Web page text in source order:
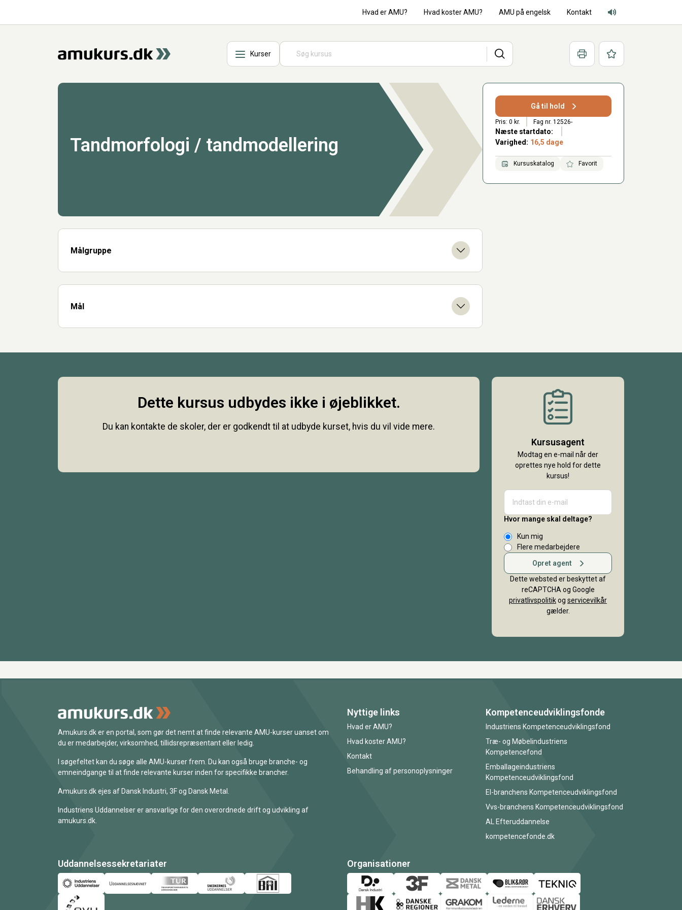
Hvad er AMU? Hvad koster AMU? AMU på engelsk Kontakt
Adgang for alle lyd
Kurser Søg Print Favoritter
Tandmorfologi / tandmodellering
Målgruppe
Mål
Gå til hold
Pris: 0 kr. Fag nr. 12526-
Næste startdato:
Varighed: 16,5 dage
Kursuskatalog Favorit
Dette kursus udbydes ikke i øjeblikket.
Du kan kontakte de skoler, der er godkendt til at udbyde kurset, hvis du vil vide mere.
Kursusagent
Modtag en e-mail når der
oprettes nye hold for dette
kursus!
Hvor mange skal deltage?
Kun mig
Flere medarbejdere
Opret agent
Dette websted er beskyttet af
reCAPTCHA og Google
privatlivspolitikog servicevilkår
gælder.
Amukurs.dk er en portal, som gør det nemt at finde relevante AMU-kurser uanset om
du er medarbejder, virksomhed, tillidsrepræsentant eller ledig.
I søgefeltet kan du søge alle AMU-kurser frem. Du kan også bruge branche- og
emneindgange til at finde relevante kurser inden for specifikke brancher.
Amukurs.dk ejes af Dansk Industri, 3F og Dansk Metal.
Industriens Uddannelser er ansvarlige for den overordnede drift og udvikling af
amukurs.dk.
Nyttige links
Hvad er AMU?
Hvad koster AMU?
Kontakt
Behandling af personoplysninger
Kompetenceudviklingsfonde
Industriens Kompetenceudviklingsfond
Træ- og Møbelindustriens
Kompetencefond
Emballageindustriens
Kompetenceudviklingsfond
El-branchens Kompetenceudviklingsfond
Vvs-branchens Kompetenceudviklingsfond
AL Efteruddannelse
kompetencefonde.dk
Uddannelsessekretariater Organisationer